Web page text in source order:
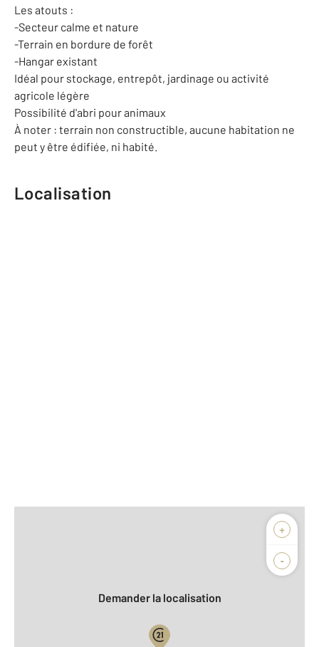
Les atouts :
-Secteur calme et nature
-Terrain en bordure de forêt
-Hangar existant
Idéal pour stockage, entrepôt, jardinage ou activité
agricole légère
Possibilité d'abri pour animaux
À noter : terrain non constructible, aucune habitation ne
peut y être édifiée, ni habité.
Localisation
+
-
Biens vendus
Demander la localisation